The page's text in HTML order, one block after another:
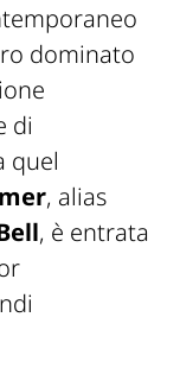
dominato
di
quel
, alias
, è entrata